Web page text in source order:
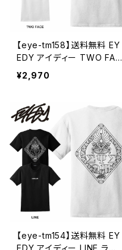
【eye-tm158】送料無料 EY
EDY アイディー TWO FAC
E ハワイの神様 ティキ ショ
ートスリーブTシャツ 大きい
ブランド
¥2,970
【eye-tm154】送料無料 EY
EDY アイディー LINE ライ